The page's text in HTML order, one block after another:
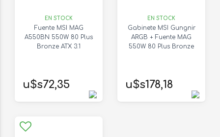
EN STOCK
Fuente MSI MAG
A550BN 550W 80 Plus
Bronze ATX 3.1
u$s72,35
EN STOCK
Gabinete MSI Gungnir
ARGB + Fuente MAG
550W 80 Plus Bronze
u$s178,18